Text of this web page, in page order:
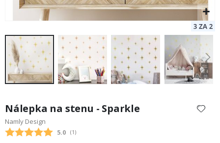
začiatok
galérie
obrázkov
Nálepka na stenu - Sparkle
Namly Design
Priemerne hodnotenie:
5.0 (hlasy:
1 )